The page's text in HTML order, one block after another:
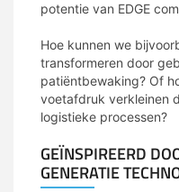
potentie van EDGE
Hoe kunnen we
transformeren door
patiëntbewaking? Of
voetafdruk verkleinen
logistieke processen?
GEÏNSPIREERD
GENERATIE